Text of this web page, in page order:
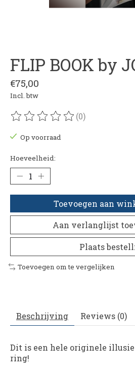
FLIP BOOK by
€75,00
Incl. btw
De beoordeling van dit product
(0)
Op voorraad
Hoeveelheid:
Toevoegen aan
Aan verlanglijst
Plaats
Toevoegen om te vergelijken
Beschrijving Reviews (0)
Dit is een hele originele
ring!